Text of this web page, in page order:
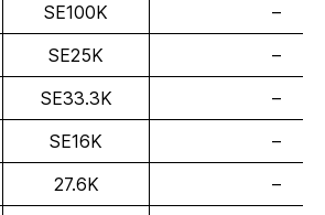
SE100K
–
SE25K
–
SE33.3K
–
SE16K
–
27.6K
–